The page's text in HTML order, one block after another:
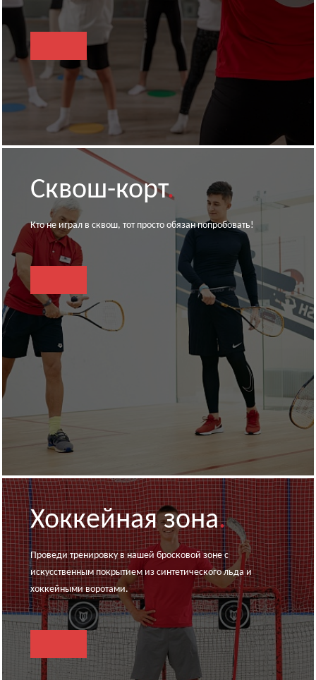
Сквош-корт.
Кто не играл в сквош, тот просто обязан попробовать!
Хоккейная зона.
Проведи тренировку в нашей бросковой зоне с
искусственным покрытием из синтетического льда и
хоккейными воротами.